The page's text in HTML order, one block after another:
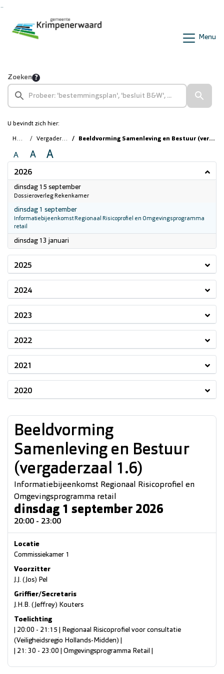
Menu
Zoeken
U bevindt zich hier:
Home Vergaderingen Beeldvorming Samenleving en Bestuur (vergaderzaal 1.6)
A A A
2026
dinsdag 15 september2026
Dossieroverleg Rekenkamer
dinsdag 1 september2026
Informatiebijeenkomst Regionaal Risicoprofiel en Omgevingsprogramma
retail
dinsdag 13 januari
2025
2024
2023
2022
2021
2020
Beeldvorming
Samenleving en Bestuur
(vergaderzaal 1.6)
Informatiebijeenkomst Regionaal Risicoprofiel en
Omgevingsprogramma retail
dinsdag 1 september 2026
20:00 - 23:00
Locatie
Commissiekamer 1
Voorzitter
J.J. (Jos) Pel
Griffier/Secretaris
J.H.B. (Jeffrey) Kouters
Toelichting
| 20:00 - 21:15 | Regionaal Risicoprofiel voor consultatie
(Veiligheidsregio Hollands-Midden) |
| 21: 30 - 23:00 | Omgevingsprogramma Retail |